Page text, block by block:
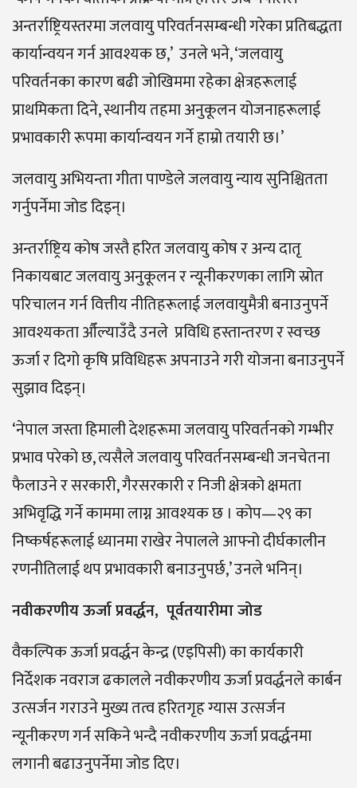
अन्तर्राष्ट्रियस्तरमा जलवायु परिवर्तनसम्बन्धी गरेका प्रतिबद्धता
कार्यान्वयन गर्न आवश्यक छ,’ उनले भने, ‘जलवायु
परिवर्तनका कारण बढी जोखिममा रहेका क्षेत्रहरूलाई
प्राथमिकता दिने, स्थानीय तहमा अनुकूलन योजनाहरूलाई
प्रभावकारी रूपमा कार्यान्वयन गर्ने हाम्रो तयारी छ।’
जलवायु अभियन्ता गीता पाण्डेले जलवायु न्याय सुनिश्चितता
गर्नुपर्नेमा जोड दिइन्।
अन्तर्राष्ट्रिय कोष जस्तै हरित जलवायु कोष र अन्य दातृ
निकायबाट जलवायु अनुकूलन र न्यूनीकरणका लागि स्रोत
परिचालन गर्न वित्तीय नीतिहरूलाई जलवायुमैत्री बनाउनुपर्ने
आवश्यकता औँल्याउँदै उनले प्रविधि हस्तान्तरण र स्वच्छ
ऊर्जा र दिगो कृषि प्रविधिहरू अपनाउने गरी योजना बनाउनुपर्ने
सुझाव दिइन्।
‘नेपाल जस्ता हिमाली देशहरूमा जलवायु परिवर्तनको गम्भीर
प्रभाव परेको छ, त्यसैले जलवायु परिवर्तनसम्बन्धी जनचेतना
फैलाउने र सरकारी, गैरसरकारी र निजी क्षेत्रको क्षमता
अभिवृद्धि गर्ने काममा लाग्न आवश्यक छ । कोप—२९ का
निष्कर्षहरूलाई ध्यानमा राखेर नेपालले आफ्नो दीर्घकालीन
रणनीतिलाई थप प्रभावकारी बनाउनुपर्छ,’ उनले भनिन्।
नवीकरणीय ऊर्जा प्रवर्द्धन, पूर्वतयारीमा जोड
वैकल्पिक ऊर्जा प्रवर्द्धन केन्द्र (एइपिसी) का कार्यकारी
निर्देशक नवराज ढकालले नवीकरणीय ऊर्जा प्रवर्द्धनले कार्बन
उत्सर्जन गराउने मुख्य तत्व हरितगृह ग्यास उत्सर्जन
न्यूनीकरण गर्न सकिने भन्दै नवीकरणीय ऊर्जा प्रवर्द्धनमा
लगानी बढाउनुपर्नेमा जोड दिए।